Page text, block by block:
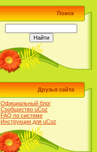
Поиск
Друзья сайта
Официальный блог
Сообщество uCoz
FAQ по системе
Инструкции для uCoz